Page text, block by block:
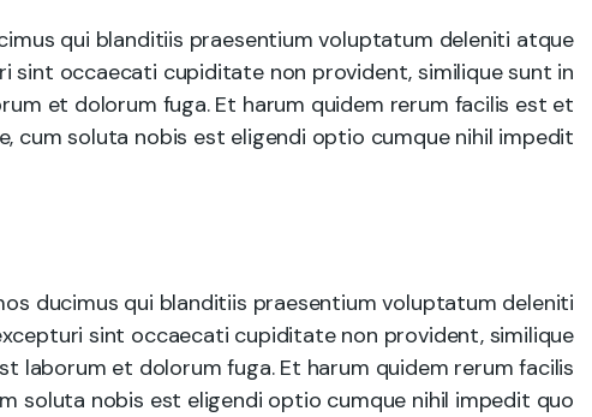
qui blanditiis praesentium voluptatum deleniti atque
occaecati cupiditate non provident, similique sunt in
et dolorum fuga. Et harum quidem rerum facilis est et
cum soluta nobis est eligendi optio cumque nihil impedit.
ducimus qui blanditiis praesentium voluptatum deleniti
sint occaecati cupiditate non provident, similique
laborum et dolorum fuga. Et harum quidem rerum facilis
soluta nobis est eligendi optio cumque nihil impedit quo